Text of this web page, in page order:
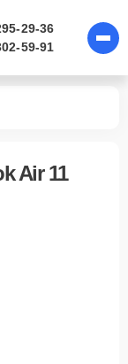
29-36
59-91
Air 11